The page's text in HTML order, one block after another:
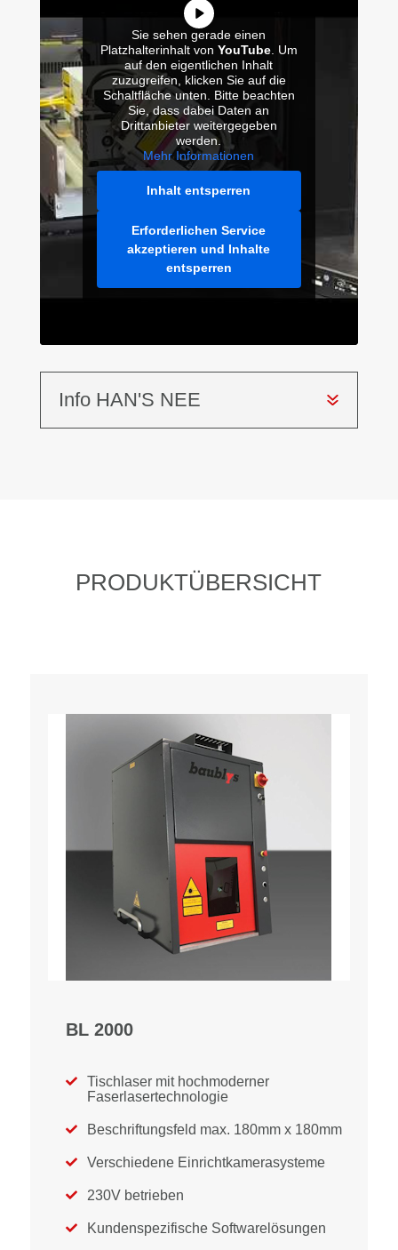
Sie sehen gerade einen
Platzhalterinhalt von YouTube. Um
auf den eigentlichen Inhalt
zuzugreifen, klicken Sie auf die
Schaltfläche unten. Bitte beachten
Sie, dass dabei Daten an
Drittanbieter weitergegeben
werden.
Mehr Informationen
Inhalt entsperren
Erforderlichen Service
akzeptieren und Inhalte
entsperren
Info HAN'S NEE
PRODUKTÜBERSICHT
BL 2000

Tischlaser mit hochmoderner
Faserlasertechnologie
 Beschriftungsfeld max. 180mm x 180mm
 Verschiedene Einrichtkamerasysteme
 230V betrieben
 Kundenspezifische Softwarelösungen